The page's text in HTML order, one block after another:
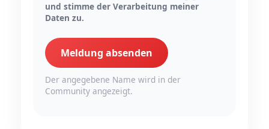
und stimme der Verarbeitung meiner
Daten zu.
Meldung absenden
Der angegebene Name wird in der
Community angezeigt.